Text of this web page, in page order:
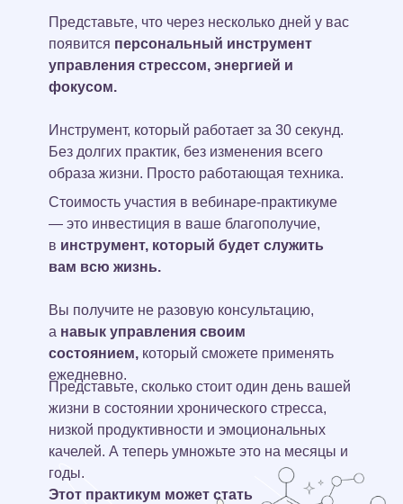
Представьте, сколько стоит один день вашей
жизни в состоянии хронического стресса,
низкой продуктивности и эмоциональных
качелей. А теперь умножьте это на месяцы и
годы.
Этот практикум может стать
Стоимость участия в вебинаре-практикуме
— это инвестиция в ваше благополучие,
в инструмент, который будет служить
вам всю жизнь.
Вы получите не разовую консультацию,
а навык управления своим
состоянием, который сможете применять
ежедневно.
Представьте, что через несколько дней у вас
появится персональный инструмент
управления стрессом, энергией и
фокусом.
Инструмент, который работает за 30 секунд.
Без долгих практик, без изменения всего
образа жизни. Просто работающая техника.